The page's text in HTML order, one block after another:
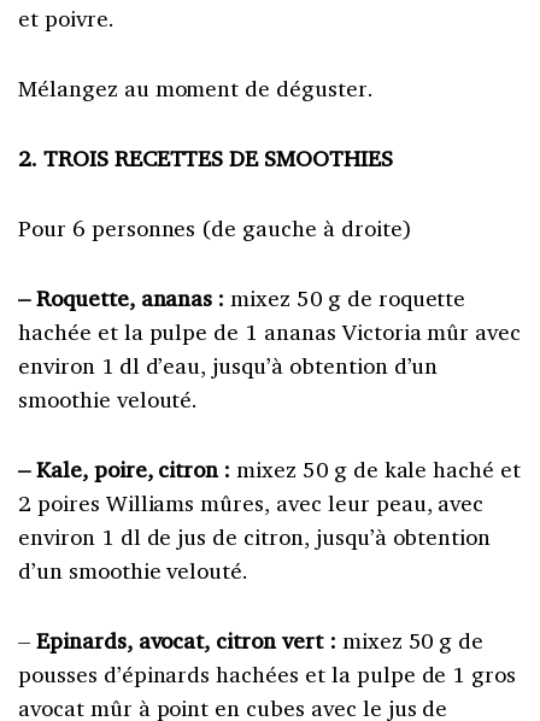
et poivre.
Mélangez au moment de déguster.
2. TROIS RECETTES DE SMOOTHIES
Pour 6 personnes (de gauche à droite)
– Roquette, ananas : mixez 50 g de roquette
hachée et la pulpe de 1 ananas Victoria mûr avec
environ 1 dl d’eau, jusqu’à obtention d’un
smoothie velouté.
– Kale, poire, citron : mixez 50 g de kale haché et
2 poires Williams mûres, avec leur peau, avec
environ 1 dl de jus de citron, jusqu’à obtention
d’un smoothie velouté.
– Epinards, avocat, citron vert : mixez 50 g de
pousses d’épinards hachées et la pulpe de 1 gros
avocat mûr à point en cubes avec le jus de